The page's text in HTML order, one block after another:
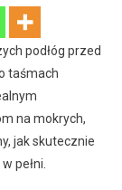
podłóg przed
taśmach
na mokrych,
jak skutecznie
pełni.